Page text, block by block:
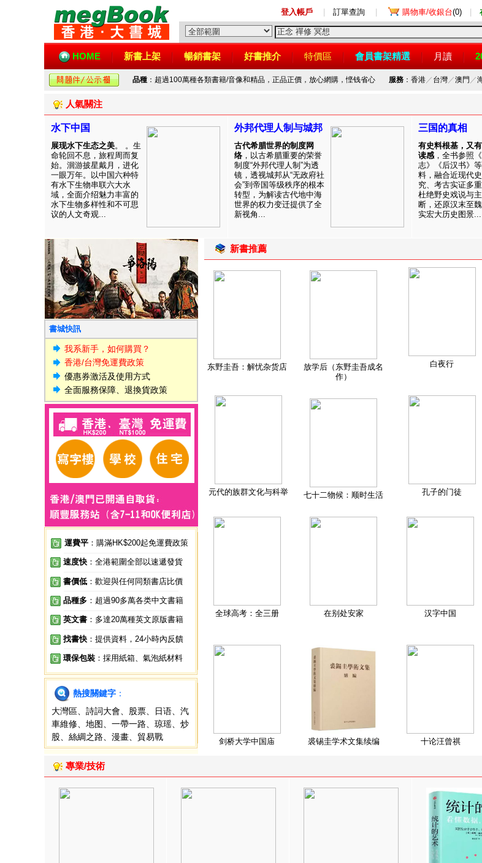
登入帳戶 訂單查詢 購物車/收銀台(0)
HOME 新書上架 暢銷書架 好書推介 特價區 會員書架精選 月讀
品種 ：超過100萬種各類書籍/音像和精品，正品正價，放心網購，悭钱省心 服務：香港／ 台灣／澳門 ／
人氣關注
水下中国
展现水下生态之美。 。生
命轮回不息，旅程周而复
始。洄游披星戴月，进化
一眼万年。以中国六种特
有水下生物串联六大水
域，全面介绍魅力丰富的
水下生物多样性和不可思
议的人文奇观...
外邦代理人制与城邦
古代希腊世界的制度网
络 ，以古希腊重要的荣誉
制度“外邦代理人制”为透
镜，透视城邦从“无政府社
会”到帝国等级秩序的根本
转型，为解读古代地中海
世界的权力变迁提供了全
新视角...
三国的真相
有史料根基，又
读感 ，全书参照
志》《后汉书》
料，融合近现代
究、考古实证多重
杜绝野史戏说与
断，还原汉末至
实宏大历史图景...
書城快訊
我系新手，如何購買？
香港/台灣免運費政策
優惠券激活及使用方式
全面服務保障、退換貨政策
運費平 ：購滿HK$200起免運費政策
速度快 ：全港範圍全部以速遞發貨
書價低 ：歡迎與任何同類書店比價
品種多 ：超過90多萬各类中文書籍
英文書 ：多達20萬種英文原版書籍
找書快 ：提供資料，24小時內反饋
環保包裝 ：採用紙箱、氣泡紙材料
熱搜關鍵字 ：
大灣區
詩詞大會 股票 日语
汽
車維修
地图 一帶一路 琼瑶
炒
股
絲綢之路 漫畫 貿易戰
新書推薦
东野圭吾：解忧杂货店
放学后（东野圭吾成名
作）
白夜行
元代的族群文化与科举 七十二物候：顺时生活 孔子的门徒
全球高考：全三册 在别处安家 汉字中国
剑桥大学中国庙 裘锡圭学术文集续编 十论汪曾祺
專業/技術